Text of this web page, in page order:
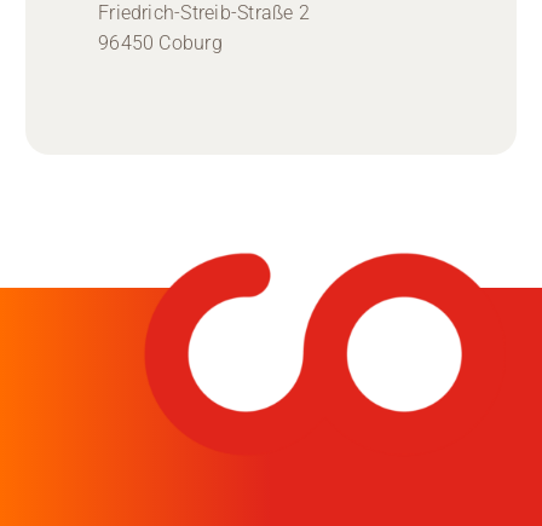
Friedrich-Streib-Straße 2
96450 Coburg